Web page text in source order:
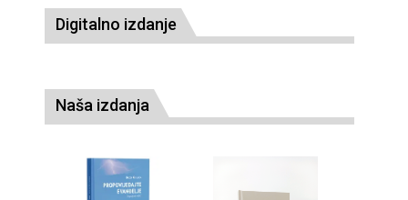
Digitalno izdanje
Naša izdanja